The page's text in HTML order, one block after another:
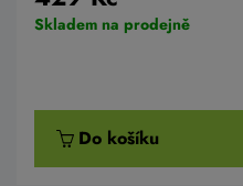
Skladem na prodejně
Do košíku